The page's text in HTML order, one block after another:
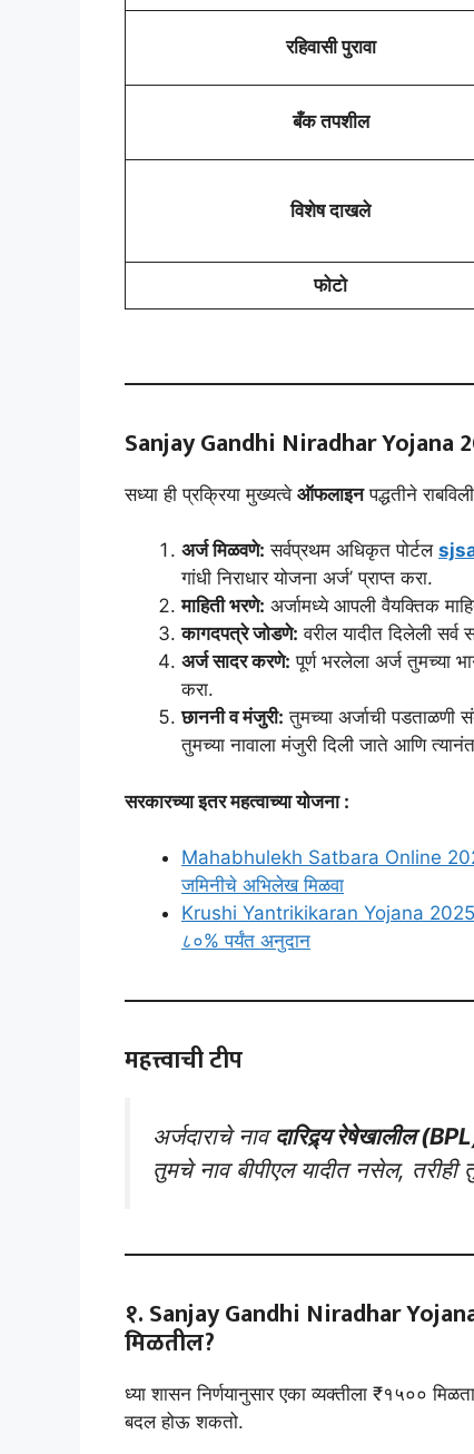
रहिवासी पुरावा
बँक तपशील
विशेष दाखले
फोटो
Sanjay Gandhi Niradhar Yojana
सध्या ही प्रक्रिया मुख्यत्वे ऑफलाइनपद्धतीने
अर्ज मिळवणे: सर्वप्रथम अधिकृत पोर्टल
गांधी निराधार योजना अर्ज’ प्राप्त करा.
माहिती भरणे: अर्जामध्ये आपली वैयक्तिक
कागदपत्रे जोडणे: वरील यादीत दिलेली
अर्ज सादर करणे: पूर्ण भरलेला अर्ज तुमच्या
करा.
छाननी व मंजुरी: तुमच्या अर्जाची पडताळणी
तुमच्या नावाला मंजुरी दिली जाते आणि
सरकारच्या इतर महत्वाच्या योजना :
Mahabhulekh Satbara Online 2026
जमिनीचे अभिलेख मिळवा
Krushi Yantrikikaran Yojana 2025:
८०% पर्यंत अनुदान
महत्त्वाची टीप
अर्जदाराचे नावदारिद्र्य रेषेखालील
तुमचे नाव बीपीएल यादीत नसेल, तरीही
१.Sanjay Gandhi Niradhar
मिळतील?
ध्या शासन निर्णयानुसार एका व्यक्तीला ₹१५००
बदल होऊ शकतो.